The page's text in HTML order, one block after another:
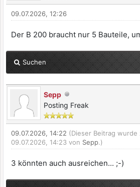
09.07.2026, 12:26
Der B 200 braucht nur 5 Bauteile,
Suchen
Sepp
Posting Freak
09.07.2026, 14:22 (Dieser Beitrag
09.07.2026, 14:23 von Sepp.)
3 könnten auch ausreichen... ;-)